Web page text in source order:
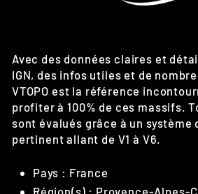
Avec des données claires et
IGN, des infos utiles et de
VTOPO est la référence
profiter à 100% de ces massifs.
sont évalués grâce à un système
pertinent allant de V1 à V6.
Pays : France
Région(s) : Provence-Alpes-